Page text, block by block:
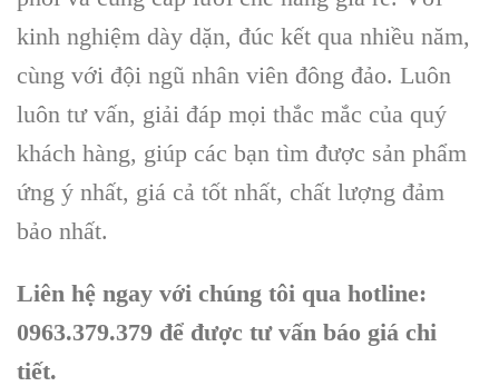
kinh nghiệm dày dặn, đúc kết qua nhiều năm,
cùng với đội ngũ nhân viên đông đảo. Luôn
luôn tư vấn, giải đáp mọi thắc mắc của quý
khách hàng, giúp các bạn tìm được sản phẩm
ứng ý nhất, giá cả tốt nhất, chất lượng đảm
bảo nhất.
Liên hệ ngay với chúng tôi qua hotline:
0963.379.379 để được tư vấn báo giá chi
tiết.